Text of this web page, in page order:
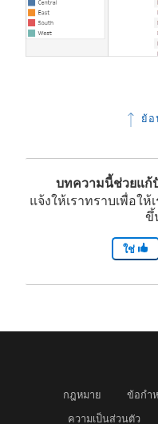
ย้
บทความนี้ช่วยแ
แจ้งให้เราทราบเพื่อใ
ขึ้
ใช่
กฎหมาย ข้อกำ
ความเป็นส่วนตัว